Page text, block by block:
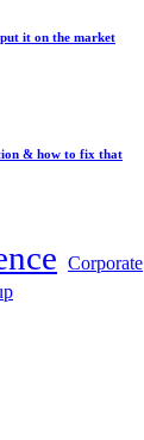
it on the market
& how to fix that
Corporate